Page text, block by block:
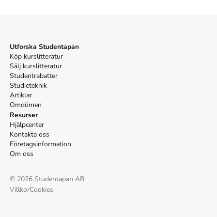
APA
Wood, G. (2018).
Ltd.
Vancouver
Wood G. Way of the Strangers. Penguin Books Ltd;
2018.
Utforska Studentapan
Köp kurslitteratur
Sälj kurslitteratur
Studentrabatter
Studieteknik
Artiklar
Omdömen
Resurser
Hjälpcenter
Kontakta oss
Företagsinformation
Om oss
© 2026 Studentapan AB
VillkorCookies